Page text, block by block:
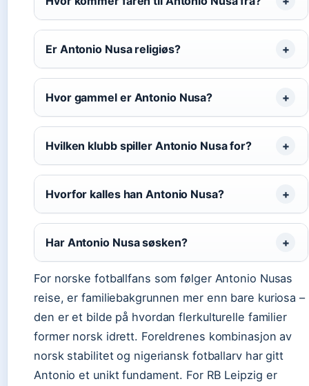
Er Antonio Nusa religiøs?
Hvor gammel er Antonio Nusa?
Hvilken klubb spiller Antonio Nusa for?
Hvorfor kalles han Antonio Nusa?
Har Antonio Nusa søsken?
For norske fotballfans som følger Antonio Nusas
reise, er familiebakgrunnen mer enn bare kuriosa –
den er et bilde på hvordan flerkulturelle familier
former norsk idrett. Foreldrenes kombinasjon av
norsk stabilitet og nigeriansk fotballarv har gitt
Antonio et unikt fundament. For RB Leipzig er